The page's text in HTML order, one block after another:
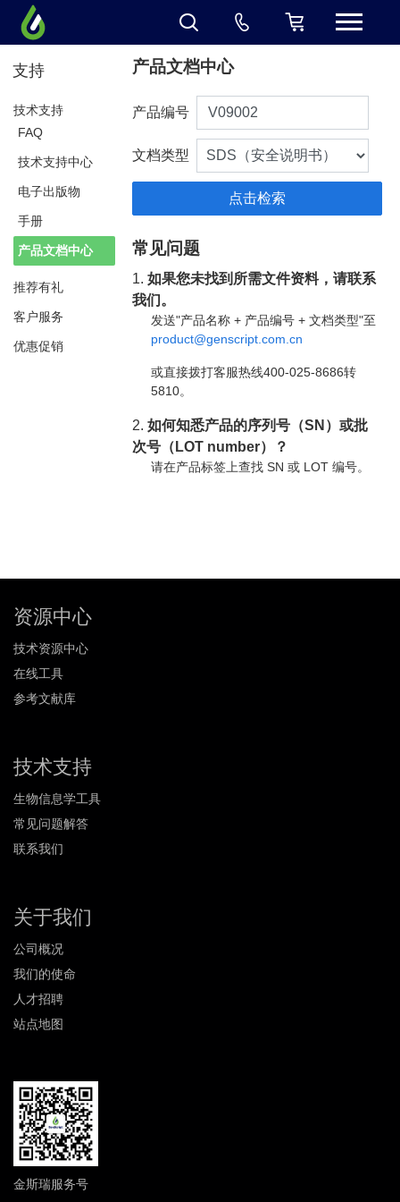
支持
技术支持
FAQ
技术支持中心
电子出版物
手册
产品文档中心
推荐有礼
客户服务
优惠促销
产品文档中心
产品编号
文档类型
常见问题
1.如果您未找到所需文件资料，请联系
我们。
发送"产品名称 + 产品编号 + 文档类型"至
product@genscript.com.cn
或直接拨打客服热线400-025-8686转
5810。
2.如何知悉产品的序列号（SN）或批
次号（LOT number）？
请在产品标签上查找 SN 或 LOT 编号。
资源中心
技术资源中心
在线工具
参考文献库
技术支持
生物信息学工具
常见问题解答
联系我们
关于我们
公司概况
我们的使命
人才招聘
站点地图
金斯瑞服务号